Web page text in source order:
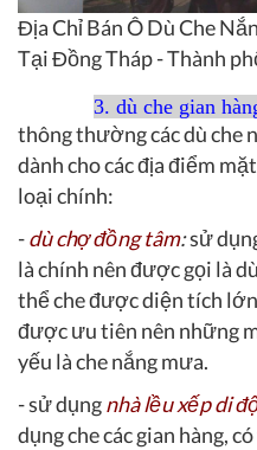
Địa Chỉ Bán Ô Dù Che
Tại Đồng Tháp - Thành
3. dù che gian
thông thường các dù che
dành cho các địa điểm
loại chính:
-dù chợ đồng tâm:sử
là chính nên được gọi là
thể che được diện tích
được ưu tiên nên những
yếu là che nắng mưa.
- sử dụngnhà lều xếp di
dụng che các gian hàng,